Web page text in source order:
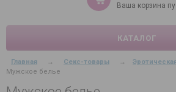
Ваша корзина
КАТАЛОГ
Главная → Секс-товары →
Мужское белье